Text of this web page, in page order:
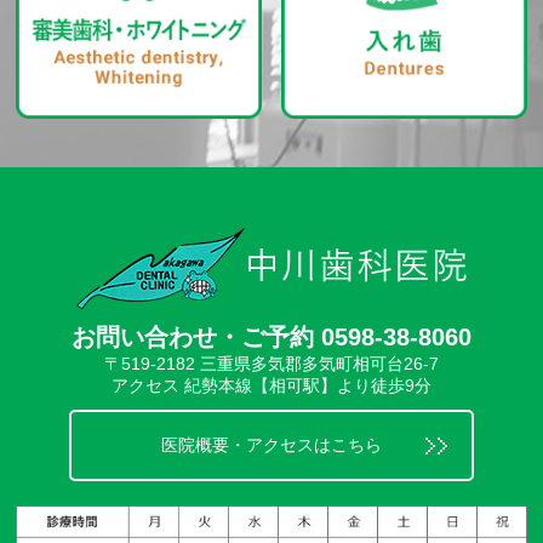
お問い合わせ・ご予約 0598-38-8060
〒519-2182 三重県多気郡多気町相可台26-7
アクセス 紀勢本線【相可駅】より徒歩9分
医院概要・アクセスはこちら